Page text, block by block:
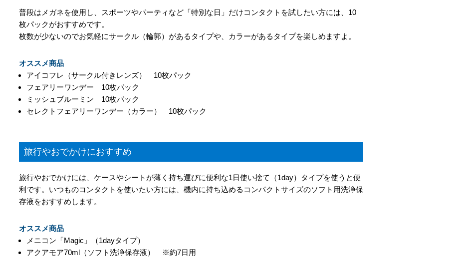
普段はメガネを使用し、スポーツやパーティなど「特別な日」だけコンタクトを試したい方には、10
枚パックがおすすめです。
枚数が少ないのでお気軽にサークル（輪郭）があるタイプや、カラーがあるタイプを楽しめますよ。
オススメ商品
アイコフレ（サークル付きレンズ） 10枚パック
フェアリーワンデー 10枚パック
ミッシュブルーミン 10枚パック
セレクトフェアリーワンデー（カラー） 10枚パック
旅行やおでかけにおすすめ
旅行やおでかけには、ケースやシートが薄く持ち運びに便利な1日使い捨て（1day）タイプを使うと便
利です。いつものコンタクトを使いたい方には、機内に持ち込めるコンパクトサイズのソフト用洗浄保
存液をおすすめします。
オススメ商品
メニコン「Magic」（1dayタイプ）
アクアモア70ml（ソフト洗浄保存液） ※約7日用